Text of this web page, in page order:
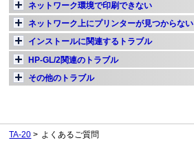
ネットワーク環境で印刷できない
ネットワーク上にプリンターが見つからない
インストールに関連するトラブル
HP-GL/2関連のトラブル
その他のトラブル
TA-20 よくあるご質問